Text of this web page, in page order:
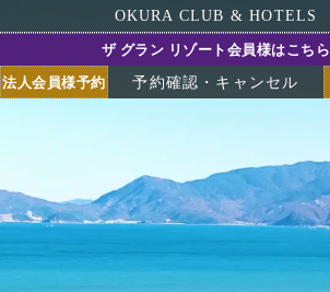
OKURA CLUB & HOTELS
ザ グラン リゾート会員様はこちら
法人会員様予約
予約確認・キャンセル